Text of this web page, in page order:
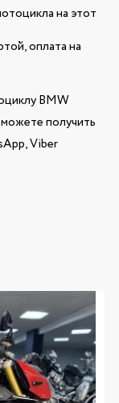
на этот
оплата на
BMW
получить
Viber